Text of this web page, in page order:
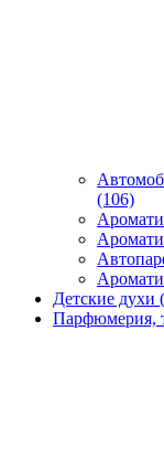
(106)
Детские духи
Парфюмерия,